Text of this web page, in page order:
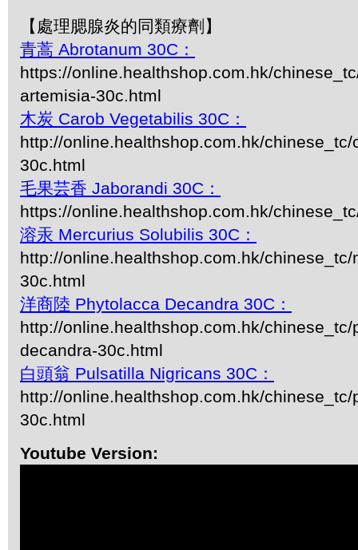
【處理腮腺炎的同類療劑】
青蒿 Abrotanum 30C：
https://online.healthshop.com.hk/
artemisia-30c.html
木炭 Carob Vegetabilis 30C：
http://online.healthshop.com.hk/
30c.html
毛果芸香 Jaborandi 30C：
https://online.healthshop.com.hk/
溶汞 Mercurius Solubilis 30C：
http://online.healthshop.com.hk/
30c.html
洋商陸 Phytolacca Decandra 30C：
http://online.healthshop.com.hk/chinese_tc/
decandra-30c.html
白頭翁 Pulsatilla Nigricans 30C：
http://online.healthshop.com.hk/
30c.html
Youtube Version: